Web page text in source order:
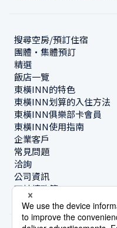
搜尋空房/預訂住宿
團體・集體預訂
精選
飯店一覽
東橫INN的特色
東橫INN划算的入住方法
東橫INN俱樂部卡會員
東橫INN使用指南
企業客戶
常見問題
洽詢
公司資訊
可持續政策